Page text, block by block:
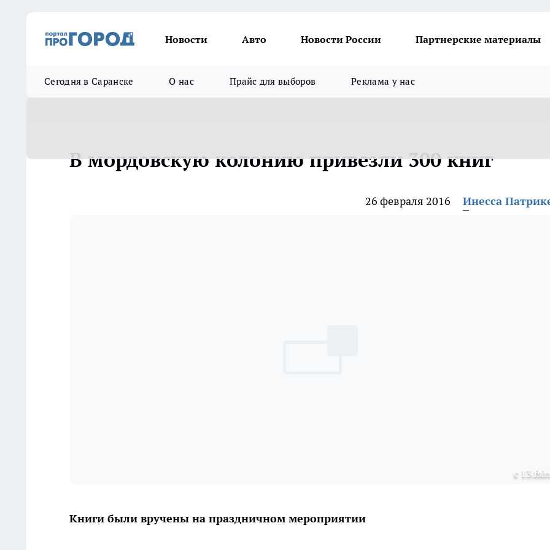
Новости Авто Новости России Партнерские материалы
Сегодня в Саранске О нас Прайс для выборов Реклама у нас
В мордовскую колонию привезли 300 книг
26 февраля 2016 Инесса
с
Книги были вручены на праздничном мероприятии